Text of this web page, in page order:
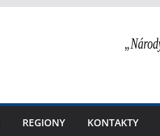
REGIONY KONTAKTY